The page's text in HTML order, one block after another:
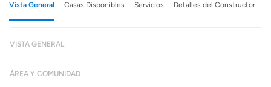
Vista General Casas Disponibles Servicios Detalles del Constructor
VISTA GENERAL
ÁREA Y COMUNIDAD